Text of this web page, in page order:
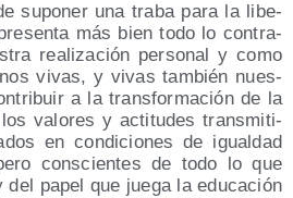
supo­ner una tra­ba para la libe­
más bien todo lo con­tra­
rea­li­za­ción per­so­nal y como
vivas, y vivas tam­bién nues­
a la trans­for­ma­ción de la
valo­res y acti­tu­des trans­mi­ti­
en con­di­cio­nes de igual­dad
cons­cien­tes de todo lo que
del papel que jue­ga la edu­ca­ción